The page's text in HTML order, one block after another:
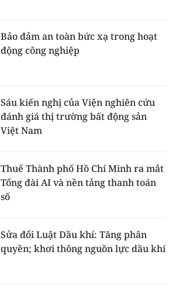
Bảo đảm an toàn bức xạ trong hoạt
động công nghiệp
Sáu kiến nghị của Viện nghiên cứu
đánh giá thị trường bất động sản
Việt Nam
Thuế Thành phố Hồ Chí Minh ra mắt
Tổng đài AI và nền tảng thanh toán
số
Sửa đổi Luật Dầu khí: Tăng phân
quyền; khơi thông nguồn lực dầu khí